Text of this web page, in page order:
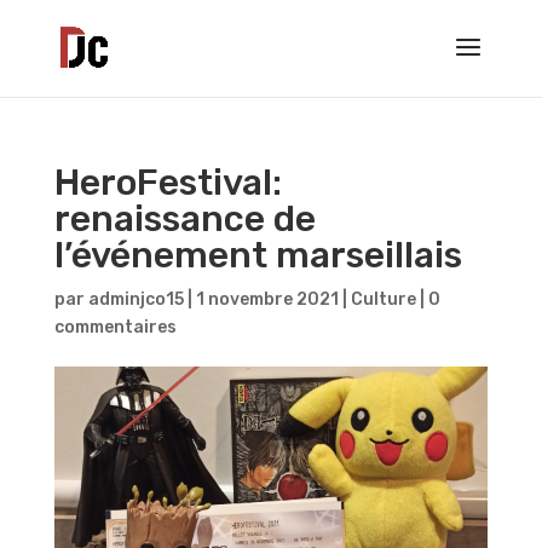
HeroFestival:
renaissance de
l’événement marseillais
par adminjco15| 1 novembre 2021 Culture| 0
commentaires